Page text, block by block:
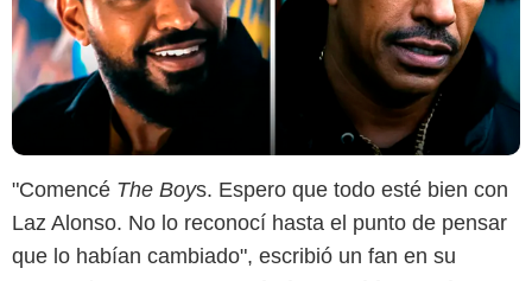
"Comencé The Boys. Espero que todo esté bien con
Laz Alonso. No lo reconocí hasta el punto de pensar
que lo habían cambiado", escribió un fan en su